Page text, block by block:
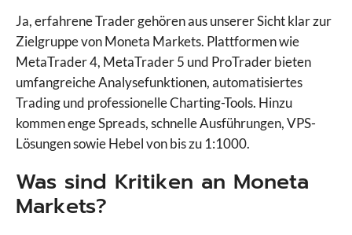
DKB
eToro
Finanzen.net
Flatex
FOREX.com
FP Markets
FP Trading
Freedom24
Fusion Markets
Ja, erfahrene Trader gehören aus unserer Sicht klar zur
Zielgruppe von Moneta Markets. Plattformen wie
MetaTrader 4, MetaTrader 5 und ProTrader bieten
umfangreiche Analysefunktionen, automatisiertes
Trading und professionelle Charting-Tools. Hinzu
kommen enge Spreads, schnelle Ausführungen, VPS-
Lösungen sowie Hebel von bis zu 1:1000.
Was sind Kritiken an Moneta
Markets?